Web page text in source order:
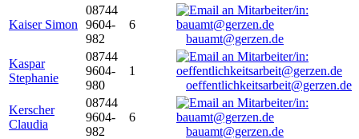
Kaiser Simon
08744
9604-
982
6
bauamt@gerzen.de
Kaspar
Stephanie
08744
9604-
980
1
oeffentlichkeitsarbeit@gerzen.de
Kerscher
Claudia
08744
9604-
982
6
bauamt@gerzen.de